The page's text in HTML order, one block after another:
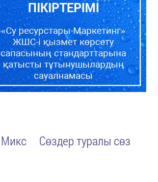
ПІКІРТЕРІМІ
«Су ресурстары-Маркетинг»
ЖШС-і қызмет көрсету
сапасының стандарттарына
қатысты тұтынушылардың
сауалнамасы
Микс
Сөздер туралы сөз